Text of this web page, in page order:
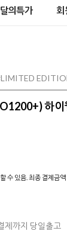
의특가 회
하이
수 있음. 최종 결제금액
제까지 당일출고